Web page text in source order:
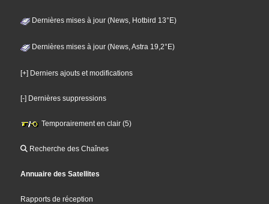
Dernières mises à jour (News, Hotbird 13°E)
Dernières mises à jour (News, Astra 19,2°E)
[+] Derniers ajouts et modifications
[-] Dernières suppressions
Temporairement en clair (5)
Recherche des Chaînes
Annuaire des Satellites
Rapports de réception